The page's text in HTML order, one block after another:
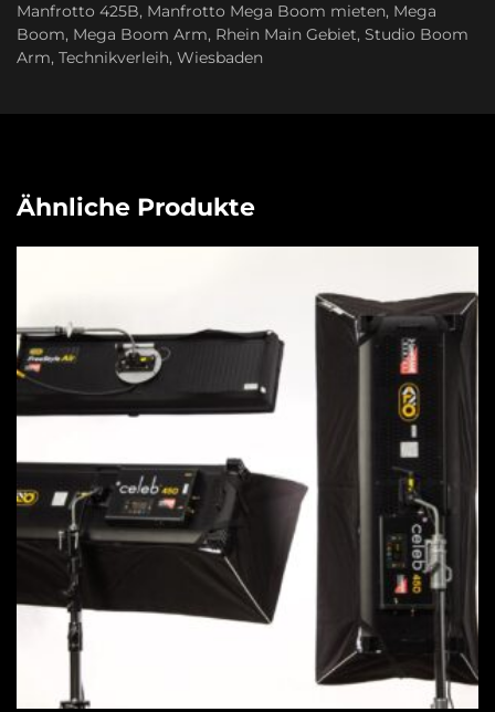
Manfrotto 425B, Manfrotto Mega Boom mieten, Mega
Boom, Mega Boom Arm, Rhein Main Gebiet, Studio Boom
Arm, Technikverleih, Wiesbaden
Ähnliche Produkte